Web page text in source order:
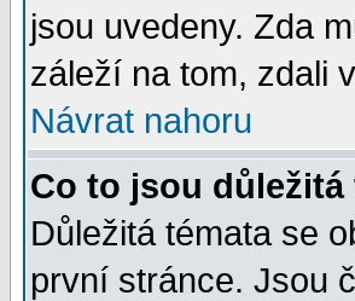
jsou uvedeny. Zda
záleží na tom, zdali
Návrat nahoru
Co to jsou důležitá
Důležitá témata se
první stránce. Jsou